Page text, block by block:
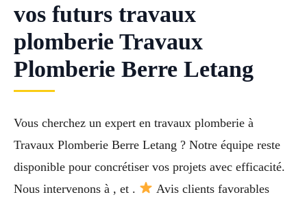
vos futurs travaux
plomberie Travaux
Plomberie Berre Letang
Vous cherchez un expert en travaux plomberie à
Travaux Plomberie Berre Letang ? Notre équipe reste
disponible pour concrétiser vos projets avec efficacité.
Nous intervenons à , et .
Avis clients favorables